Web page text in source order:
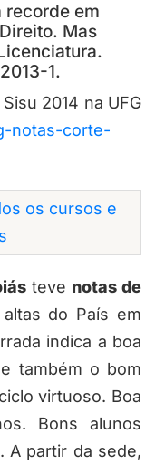
recorde em
Mas
1.
2014 na UFG
notas-corte-
os cursos e
teve notas de
do País em
indica a boa
e também o bom
virtuoso. Boa
Bons alunos
A partir da sede,